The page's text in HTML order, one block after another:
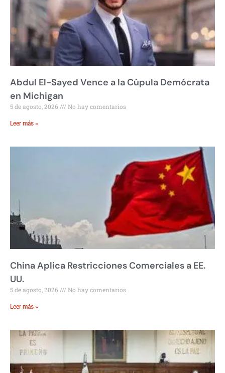
Abdul El-Sayed Vence a la Cúpula Demócrata
en Michigan
5 de agosto, 2026 No hay comentarios
Leer más »
China Aplica Restricciones Comerciales a EE.
UU.
5 de agosto, 2026 No hay comentarios
Leer más »